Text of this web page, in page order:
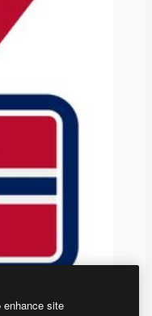
enhance site